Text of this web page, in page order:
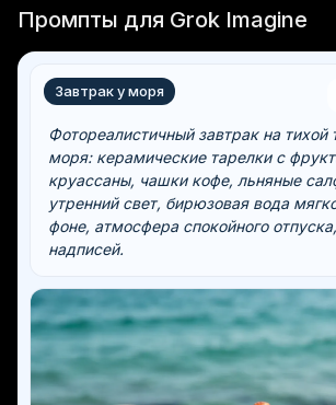
Промпты для Grok Imagine
Завтрак у моря
Фотореалистичный завтрак на тихой
моря: керамические тарелки с
круассаны, чашки кофе, льняные
утренний свет, бирюзовая вода
фоне, атмосфера спокойного
надписей.